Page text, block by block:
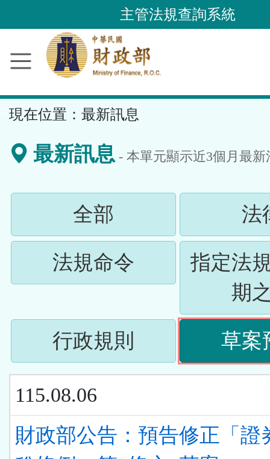
到
要
容
區
主管法規查詢系統
現在位置： 最新訊息
最新訊息 - 本單元顯示近3個月最新
全部
按
下
查
看
單)
法
法規命令
按
下
查
看
清
指定法
期
行政規則
按
ENTER
草案
115.08.06
財政部公告：預告修正「證